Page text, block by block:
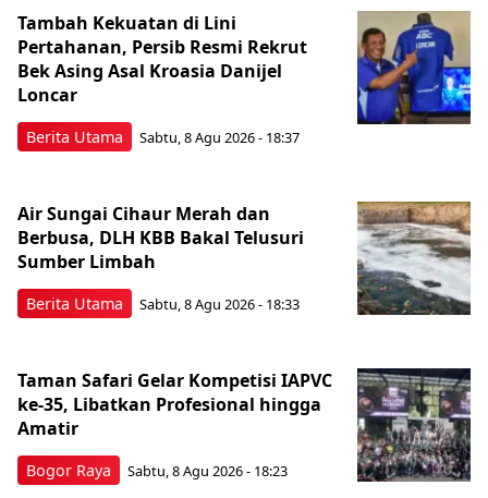
Berita Utama
Tambah Kekuatan di Lini
Pertahanan, Persib Resmi Rekrut
Bek Asing Asal Kroasia Danijel
Loncar
Sabtu, 8 Agu 2026 - 18:37
Berita Utama
Air Sungai Cihaur Merah dan
Berbusa, DLH KBB Bakal Telusuri
Sumber Limbah
Sabtu, 8 Agu 2026 - 18:33
Bogor Raya
Taman Safari Gelar Kompetisi IAPVC
ke-35, Libatkan Profesional hingga
Amatir
Sabtu, 8 Agu 2026 - 18:23